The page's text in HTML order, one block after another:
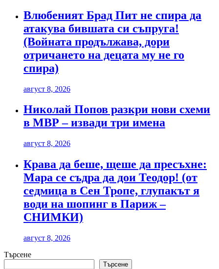
Влюбеният Брад Пит не спира да
атакува бившата си съпруга!
(Войната продължава, дори
отричането на децата му не го
спира)
август 8, 2026
Николай Попов разкри нови схеми
в МВР – извади три имена
август 8, 2026
Крава да беше, щеше да пресъхне:
Мара се съдра да дои Теодор! (от
седмица в Сен Тропе, глупакът я
води на шопинг в Париж –
СНИМКИ)
август 8, 2026
Търсене
Търсене